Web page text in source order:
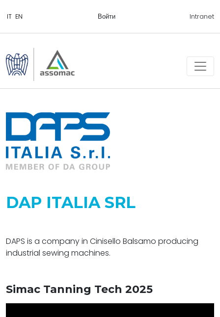
Войти Intranet
DAP ITALIA SRL
DAPS is a company in Cinisello Balsamo producing
industrial sewing machines.
Simac Tanning Tech 2025